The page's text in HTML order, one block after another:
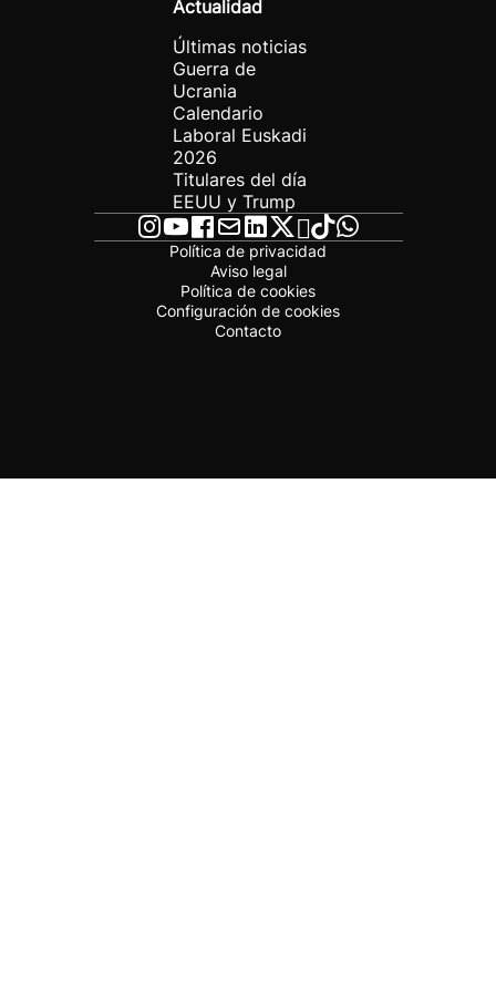
Actualidad
Últimas noticias
Guerra de
Ucrania
Calendario
Laboral Euskadi
2026
Titulares del día
EEUU y Trump
Política de privacidad
Aviso legal
Política de cookies
Configuración de cookies
Contacto